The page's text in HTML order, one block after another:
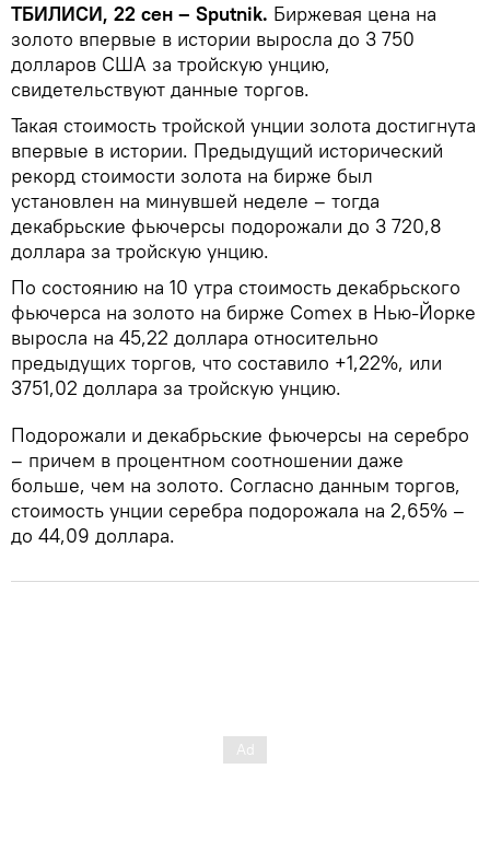
ТБИЛИСИ, 22 сен – Sputnik. Биржевая цена на
золото впервые в истории выросла до 3 750
долларов США за тройскую унцию,
свидетельствуют данные торгов.
Такая стоимость тройской унции золота достигнута
впервые в истории. Предыдущий исторический
рекорд стоимости золота на бирже был
установлен на минувшей неделе – тогда
декабрьские фьючерсы подорожали до 3 720,8
доллара за тройскую унцию.
По состоянию на 10 утра стоимость декабрьского
фьючерса на золото на бирже Comex в Нью-Йорке
выросла на 45,22 доллара относительно
предыдущих торгов, что составило +1,22%, или
3751,02 доллара за тройскую унцию.
Подорожали и декабрьские фьючерсы на серебро
– причем в процентном соотношении даже
больше, чем на золото. Согласно данным торгов,
стоимость унции серебра подорожала на 2,65% –
до 44,09 доллара.